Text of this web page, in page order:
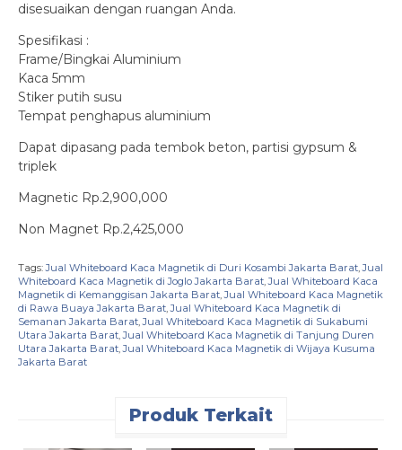
disesuaikan dengan ruangan Anda.
Spesifikasi :
Frame/Bingkai Aluminium
Kaca 5mm
Stiker putih susu
Tempat penghapus aluminium
Dapat dipasang pada tembok beton, partisi gypsum &
triplek
Magnetic Rp.2,900,000
Non Magnet Rp.2,425,000
Tags:Jual Whiteboard Kaca Magnetik di Duri Kosambi Jakarta Barat,Jual
Whiteboard Kaca Magnetik di Joglo Jakarta Barat,Jual Whiteboard Kaca
Magnetik di Kemanggisan Jakarta Barat,Jual Whiteboard Kaca Magnetik
di Rawa Buaya Jakarta Barat,Jual Whiteboard Kaca Magnetik di
Semanan Jakarta Barat,Jual Whiteboard Kaca Magnetik di Sukabumi
Utara Jakarta Barat,Jual Whiteboard Kaca Magnetik di Tanjung Duren
Utara Jakarta Barat,Jual Whiteboard Kaca Magnetik di Wijaya Kusuma
Jakarta Barat
Produk Terkait